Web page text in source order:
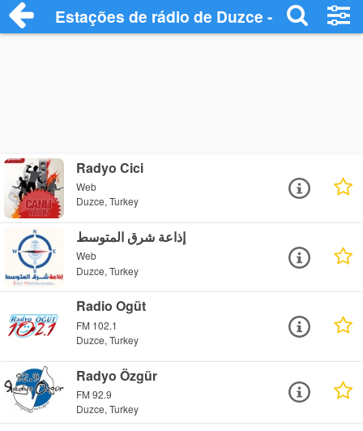
Estações de rádio de Duzce - Ouça
Radyo Cici
Web
Duzce, Turkey
إذاعة شرق المتوسط
Web
Duzce, Turkey
Radio Ogüt
FM 102.1
Duzce, Turkey
Radyo Özgür
FM 92.9
Duzce, Turkey